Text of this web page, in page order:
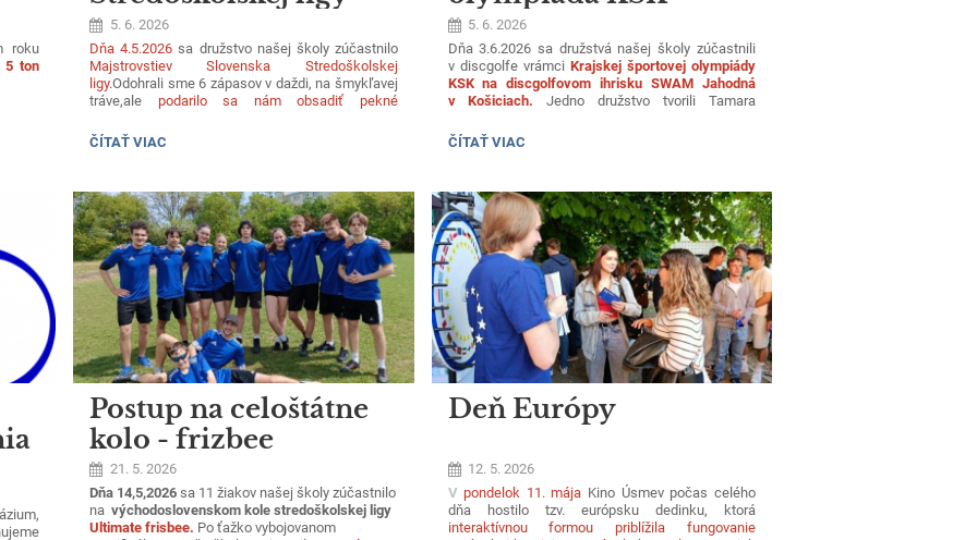
roku
5 ton
že aj
frizbee
5. 6. 2026
Dňa 4.5.2026 sa družstvo našej školy zúčastnilo
Majstrovstiev Slovenska Stredoškolskej
ligy.Odohrali sme 6 zápasov v daždi, na šmykľavej
tráve,ale podarilo sa nám obsadiť pekné
Marcin ,M. Džupinka, M. Zehér, N.Fligová, T.
Liptáková, D. Mocková, D.Káľavský.
MAJSTROVSTÁ
LIGY-
FRIZBEE:
ČÍTAŤ VIAC
discgolf
5. 6. 2026
Dňa 3.6.2026 sa družstvá našej školy zúčastnili
v discgolfe vrámci Krajskej športovej olympiády
KSK na discgolfovom ihrisku SWAM Jahodná
v Košiciach. Jedno družstvo tvorili Tamara
tvorili Matúš Uljaky 1.NB, Nikola Fligová 4.NB.
Dvojica Nikola Fligová a Matúš Uljaky
KRAJSKÁ
KSK
-
DISCGOLF:
ČÍTAŤ VIAC
Postup na celoštátne
kolo - frizbee
21. 5. 2026
Dňa 14,5,2026 sa 11 žiakov našej školy zúčastnilo
navýchodoslovenskom kole stredoškolskej ligy
Ultimate frisbee. Po ťažko vybojovanom
Deň Európy
12. 5. 2026
Vpondelok 11. mája Kino Úsmev počas celého
dňa hostilo tzv. európsku dedinku, ktorá
interaktívnou formou priblížila fungovanie